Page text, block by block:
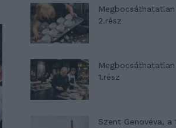
2.rész
1.rész
Szent Genovéva, a